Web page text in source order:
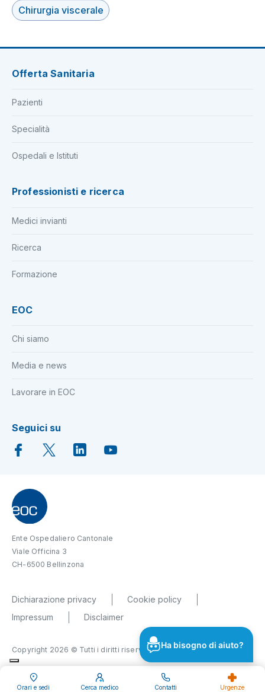
Orari e sedi Cerca medico Contatti Urgenze
Chirurgia viscerale
Offerta Sanitaria
Pazienti
Specialità
Ospedali e Istituti
Professionisti e ricerca
Medici invianti
Ricerca
Formazione
EOC
Chi siamo
Media e news
Lavorare in EOC
Seguici su
Ente Ospedaliero Cantonale
Viale Officina 3
CH-6500 Bellinzona
Dichiarazione privacy
Cookie policy
Impressum
Disclaimer
Copyright 2026 © Tutti i diritti riservati
Ha bisogno di aiuto?